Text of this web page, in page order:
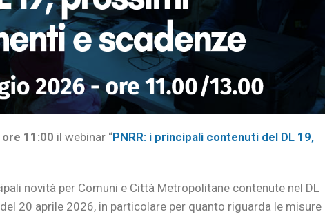
11:00 il webinar “PNRR: i principali contenuti del DL 19,
novità per Comuni e Città Metropolitane contenute nel DL
20 aprile 2026, in particolare per quanto riguarda le misure